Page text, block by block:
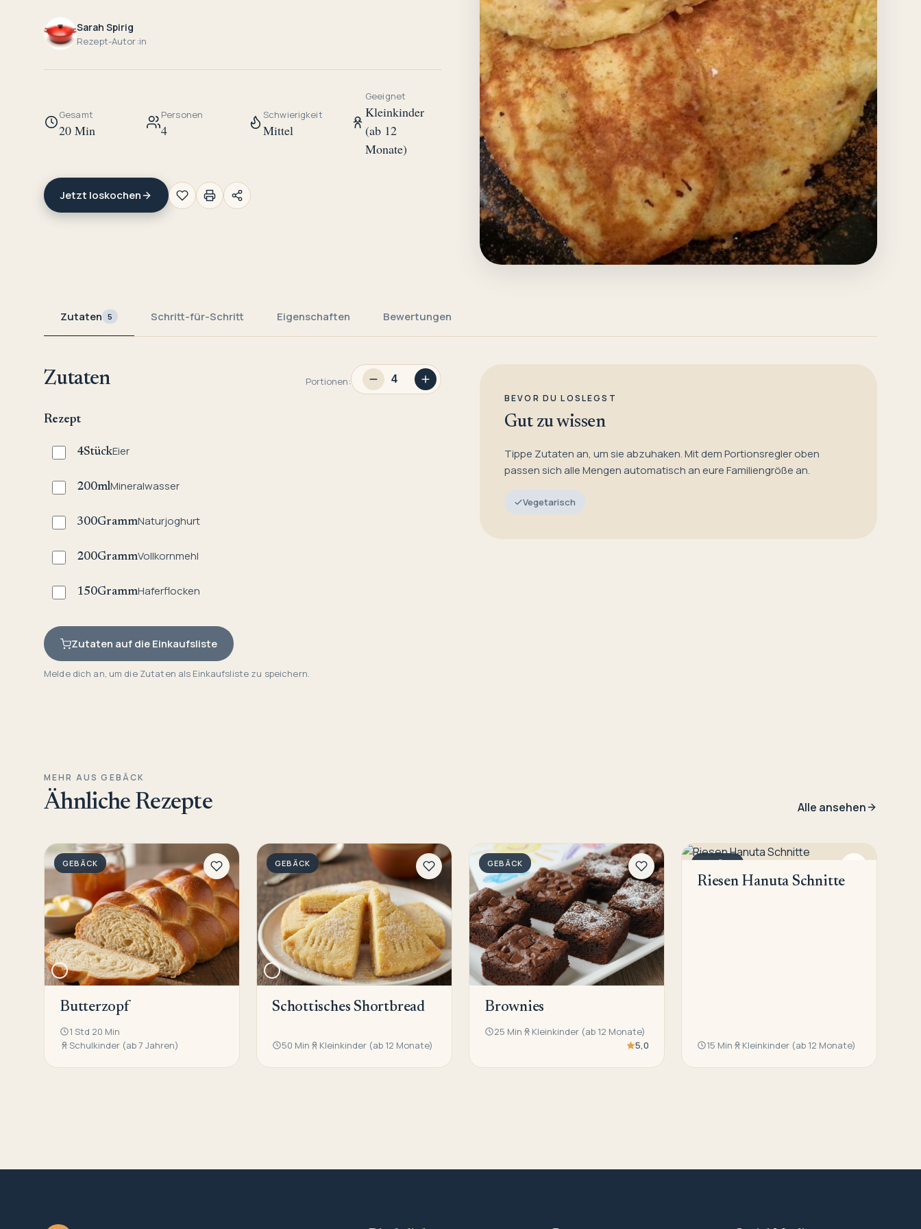
Sarah Spirig
Rezept-Autor:in
Gesamt
20 Min
Personen
4
Schwierigkeit
Mittel
Geeignet
Kleinkinder
(ab 12
Monate)
Jetzt loskochen
Zutaten 5 Schritt-für-Schritt Eigenschaften Bewertungen
Zutaten Portionen:
Rezept
4StückEier
200mlMineralwasser
300GrammNaturjoghurt
200GrammVollkornmehl
150GrammHaferflocken
Zutaten auf die Einkaufsliste
Melde dich an, um die Zutaten als Einkaufsliste zu speichern.
BEVOR DU LOSLEGST
Gut zu wissen
Tippe Zutaten an, um sie abzuhaken. Mit dem Portionsregler oben
passen sich alle Mengen automatisch an eure Familiengröße an.
Vegetarisch
MEHR AUS GEBÄCK
Ähnliche Rezepte Alle ansehen
GEBÄCK
Butterzopf
1 Std 20 Min
Schulkinder (ab 7 Jahren)
GEBÄCK
Schottisches Shortbread
50 Min Kleinkinder (ab 12 Monate)
GEBÄCK
Brownies
25 Min
Kleinkinder (ab 12 Monate)
5,0
GEBÄCK
Riesen Hanuta Schnitte
15 Min Kleinkinder (ab 12 Monate)